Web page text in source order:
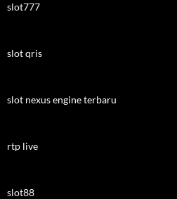
slot777
slot qris
slot nexus engine terbaru
rtp live
slot88